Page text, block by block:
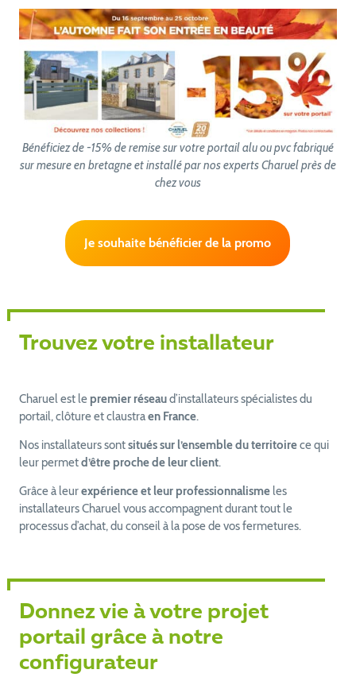
Bénéficiez de -15% de remise sur votre portail alu ou pvc fabriqué
sur mesure en bretagne et installé par nos experts Charuel près de
chez vous
Je souhaite bénéficier de la promo
Trouvez votre installateur
Charuel est lepremier réseaud’installateurs spécialistes du
portail, clôture et claustraen France.
Nos installateurs sontsitués sur l’ensemble du territoirece qui
leur permetd’être proche de leur client.
Grâce à leurexpérience et leur professionnalismeles
installateurs Charuel vous accompagnent durant tout le
processus d’achat, du conseil à la pose de vos fermetures.
Donnez vie à votre projet
portail grâce à notre
configurateur